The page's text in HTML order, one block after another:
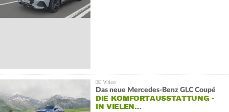
Das neue Mercedes-Benz GLC Coupé
DIE KOMFORTAUSSTATTUNG -
IN VIELEN…